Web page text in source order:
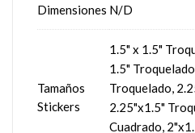
Dimensiones N/D
Tamaños
Stickers
1.5" x 1.5"
1.5"
Troquelado,
2.25"x1.5"
Cuadrado,